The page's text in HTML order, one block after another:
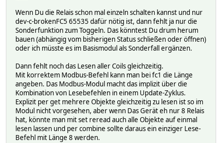
Wenn Du die Relais schon mal einzeln schalten kannst und nur
dev-c-brokenFC5 65535 dafür nötig ist, dann fehlt ja nur die
Sonderfunktion zum Toggeln. Das könntest Du drum herum
bauen (abhängig vom bisherigen Status schließen oder öffnen)
oder ich müsste es im Basismodul als Sonderfall ergänzen.
Dann fehlt noch das Lesen aller Coils gleichzeitig.
Mit korrektem Modbus-Befehl kann man bei fc1 die Länge
angeben. Das Modbus-Modul macht das implizit über die
Kombination von Lesebefehlen in einem Update-Zyklus.
Explizit per get mehrere Objekte gleichzeitig zu lesen ist so im
Modul nicht vorgesehen, aber wenn Das Gerät eh nur 8 Relais
hat, könnte man mit set reread auch alle Objekte auf einmal
lesen lassen und per combine sollte daraus ein einziger Lese-
Befehl mit Länge 8 werden.